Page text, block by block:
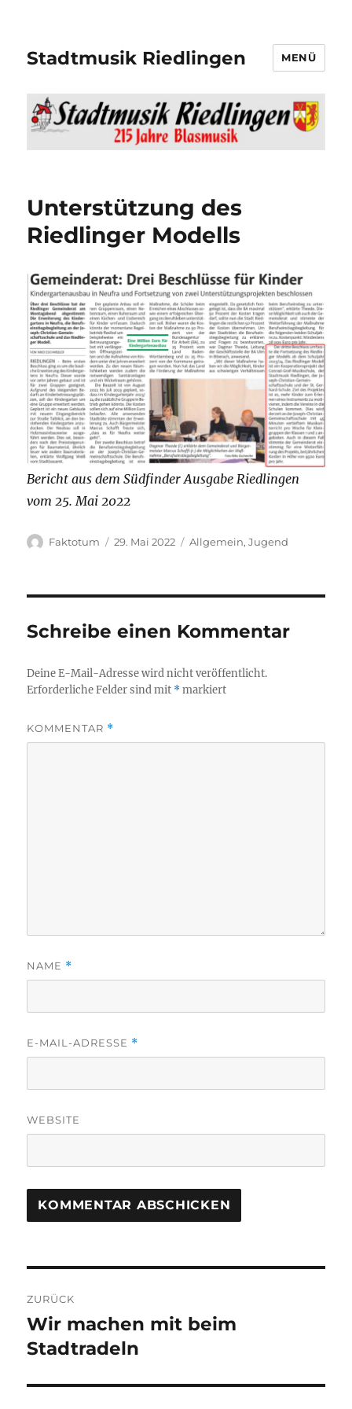
Stadtmusik Riedlingen MENÜ
Unterstützung des
Riedlinger Modells
Bericht aus dem Südfinder Ausgabe Riedlingen
vom 25. Mai 2022
Autor
Faktotum
Veröffentlicht
29. Mai 2022 Kategorien
Allgemein,Jugend
Schreibe einen Kommentar
Deine E-Mail-Adresse wird nicht veröffentlicht.
Erforderliche Felder sind mit *markiert
KOMMENTAR *
NAME *
E-MAIL-ADRESSE *
WEBSITE
ZURÜCK
Vorheriger
Beitrag:
Wir machen mit beim
Stadtradeln